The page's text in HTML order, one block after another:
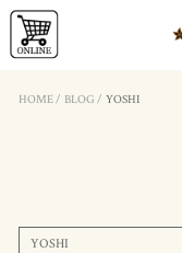
HOME/ BLOG / YOSHI
YOSHI